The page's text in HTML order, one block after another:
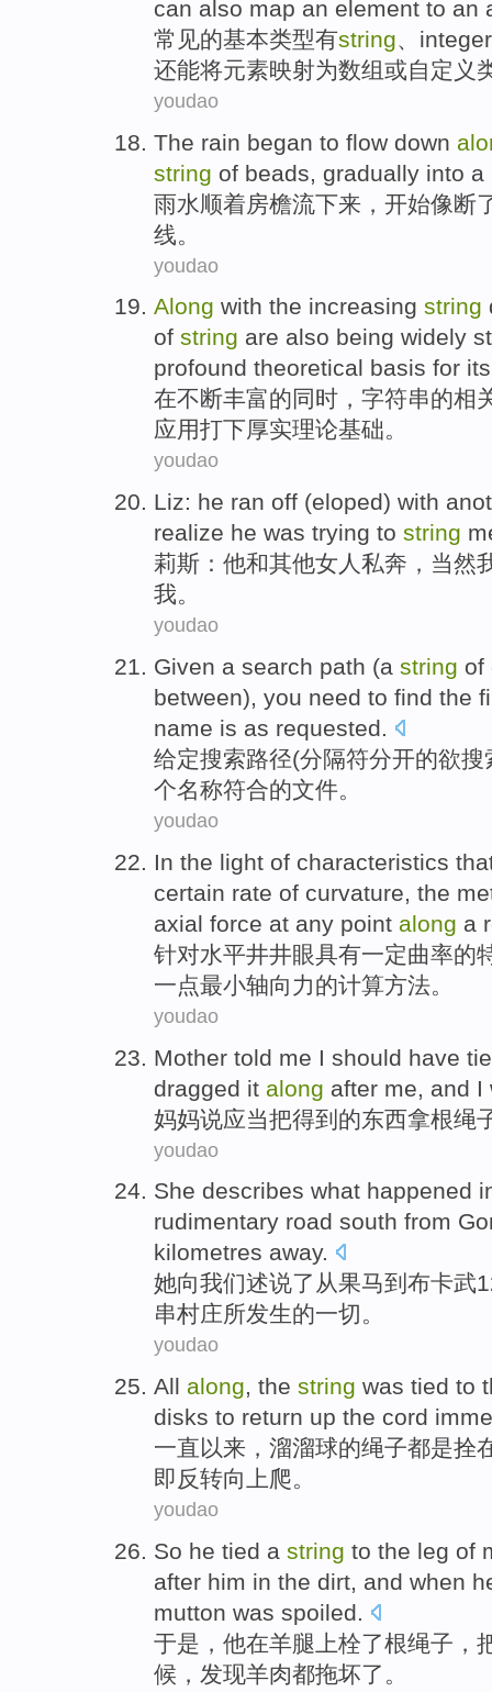
can also map an element to an
常见的基本类型有string、 integer
还能将元素映射为数组或自定义
youdao
The rain began to flow down
string of beads gradually into a
雨水顺着房檐流下来 ， 开始像断
线。
youdao
Along with the increasing string
of string are also being widely
profound theoretical basis for
在不断丰富的同时， 字符串的相
应用打下厚实理论基础。
youdao
Liz: he ran off (eloped) with
realize he was trying to string
莉斯 ： 他和其他女人 私奔 ， 当然
我。
youdao
Given a search path (a string of
between), you need to find the
name is as requested.
给定搜索路径(分隔符分开的欲搜
个名称符合的文件。
youdao
In the light of characteristics
certain rate of curvature, the
axial force at any point along a
针对水平井井眼具有一定曲率的
一点最小轴向力的计算方法。
youdao
Mother told me I should have
dragged it along after me, and I
妈妈说应当把得到的东西拿根绳
youdao
She describes what happened
rudimentary road south from
kilometres away.
她向我们述说了 从果马到布卡武
串村庄所发生的一切。
youdao
All along, the string was tied to
disks to return up the cord
一直以来，溜溜球的绳子都是拴
即 反转向上爬。
youdao
So he tied a string to the leg of
after him in the dirt, and when
mutton was spoiled.
于是 ， 他在羊腿 上栓了根绳子 ，
候， 发现羊肉都拖坏了 。